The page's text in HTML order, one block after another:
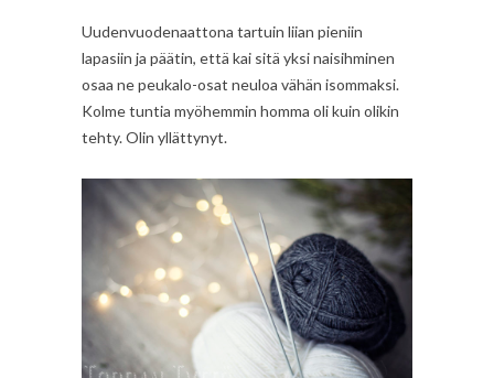
Uudenvuodenaattona tartuin liian pieniin
lapasiin ja päätin, että kai sitä yksi naisihminen
osaa ne peukalo-osat neuloa vähän isommaksi.
Kolme tuntia myöhemmin homma oli kuin olikin
tehty. Olin yllättynyt.